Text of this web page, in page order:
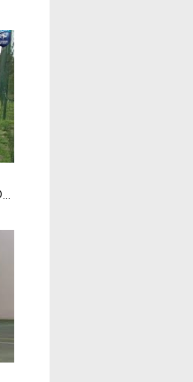
Politique technique départementale: Détections - Perfectionnement